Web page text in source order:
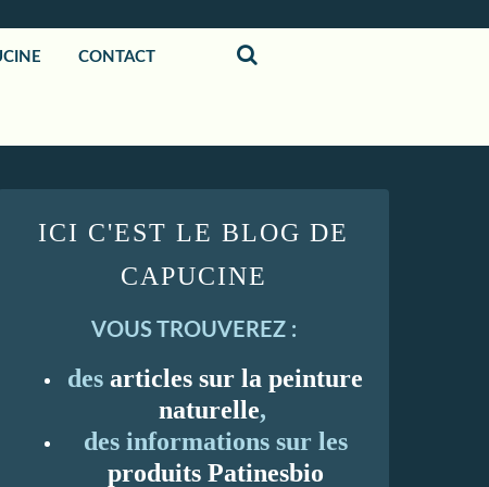
CONTACT
ICI C'EST LE BLOG DE
CAPUCINE
VOUS TROUVEREZ :
des articles sur la peinture
naturelle,
des informations sur les
produits Patinesbio